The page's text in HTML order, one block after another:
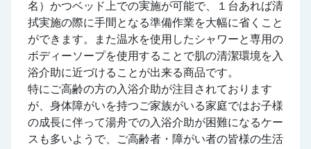
名）かつベッド上での実施が可能で、１台あれば清
拭実施の際に手間となる準備作業を大幅に省くこと
ができます。また温水を使用したシャワーと専用の
ボディーソープを使用することで肌の清潔環境を入
浴介助に近づけることが出来る商品です。
特にご高齢の方の入浴介助が注目されております
が、身体障がいを持つご家族がいる家庭ではお子様
の成長に伴って湯舟での入浴介助が困難になるケー
スも多いようで、ご高齢者・障がい者の皆様の生活